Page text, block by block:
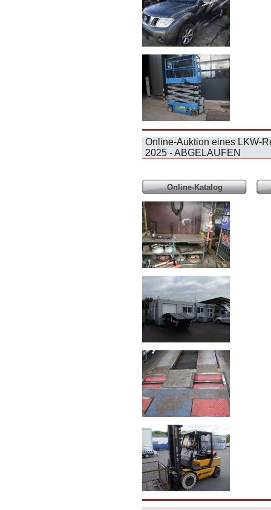
Online-Auktion eines LKW-
2025 - ABGELAUFEN
Online-Katalog